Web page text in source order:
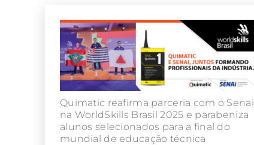
Quimatic reafirma parceria com o Senai
na WorldSkills Brasil 2025 e parabeniza
alunos selecionados para a final do
mundial de educação técnica